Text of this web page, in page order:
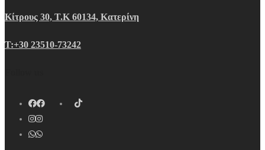
Κίτρους 30, Τ.Κ 60134, Κατερίνη
Τ:+30 23510-73242